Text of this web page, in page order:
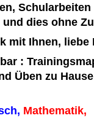
Schularbeiten
dies ohne
mit Ihnen, liebe
:
Üben zu Hause
Mathematik,